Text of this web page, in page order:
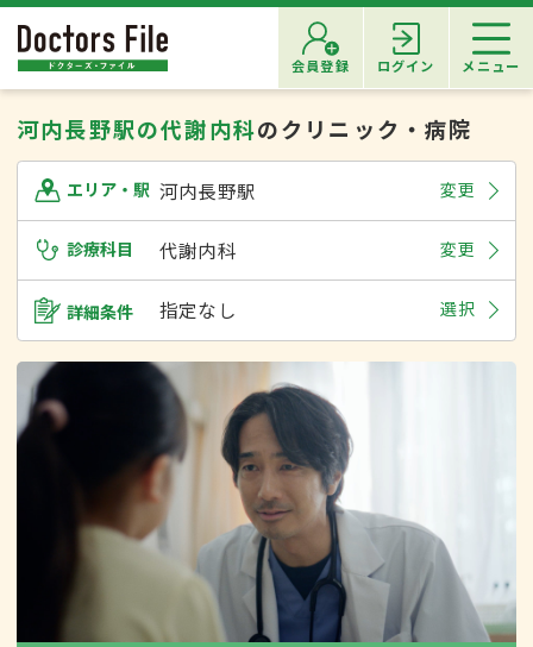
会員登録 ログイン メニュー
河内長野駅の代謝内科のクリニック・病院
エリア・駅 河内長野駅 変更
診療科目 代謝内科 変更
詳細条件 指定なし 選択